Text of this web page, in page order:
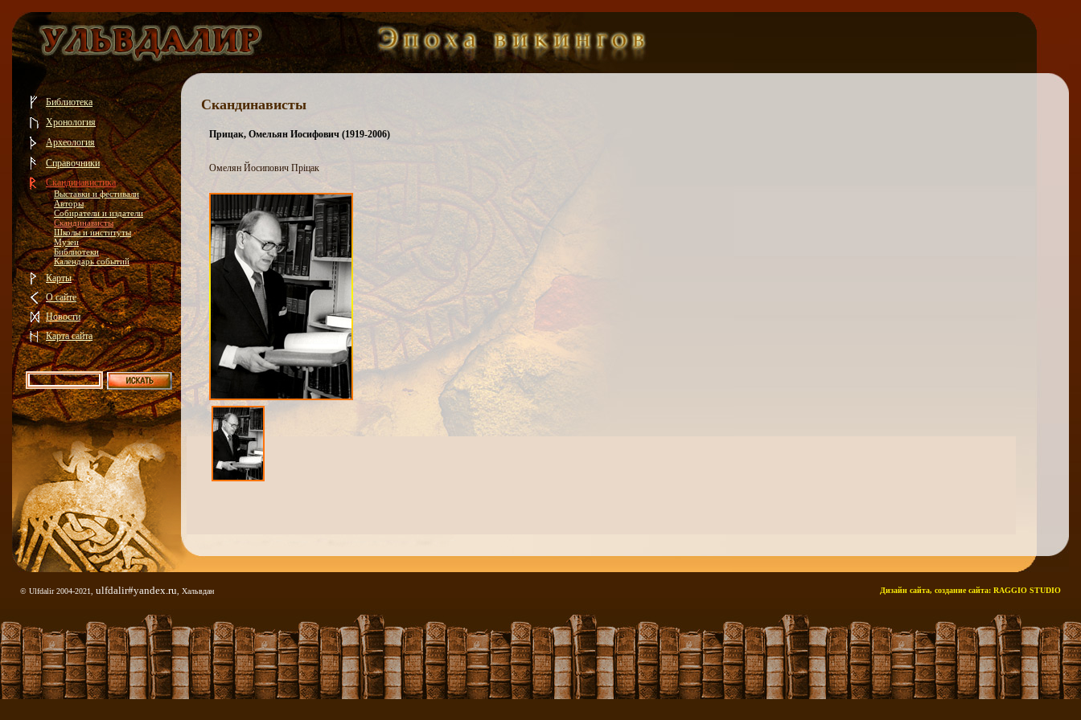
Библиотека
Хронология
Археология
Справочники
Скандинавистика
Выставки и фестивали
Авторы
Собиратели и издатели
Скандинависты
Школы и институты
Музеи
Библиотеки
Календарь событий
Карты
О сайте
Новости
Карта сайта
© Ulfdalir 2004-2021, ulfdalir#yandex.ru , Хальвдан Дизайн сайта, создание сайта: RAGGIO STUDIO
Скандинависты
Прицак, Омельян Иосифович (1919-2006)
Омелян Йосипович Пріцак